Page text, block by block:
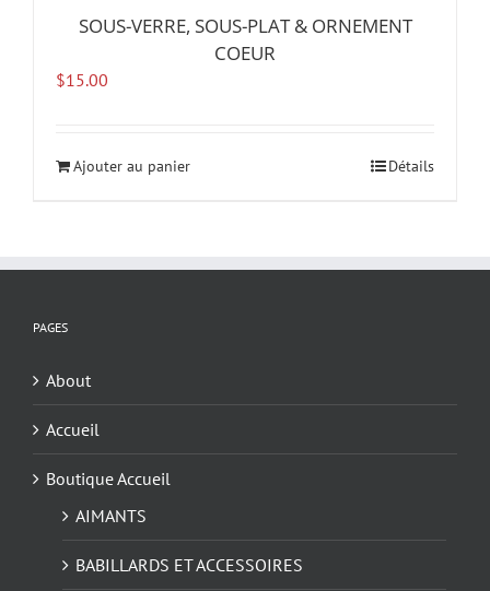
SOUS-VERRE, SOUS-PLAT & ORNEMENT
COEUR
$15.00
Ajouter au panier Détails
PAGES
About
Accueil
Boutique Accueil
AIMANTS
BABILLARDS ET ACCESSOIRES